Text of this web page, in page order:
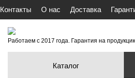
Контакты О нас Доставка
Работаем с 2017 года. Гарантия на
Каталог